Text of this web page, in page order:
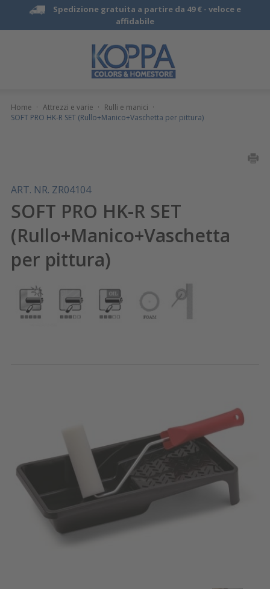
Spedizione gratuita a partire da 49 € - veloce e
affidabile
Home · Attrezzi e varie · Rulli e manici ·
SOFT PRO HK-R SET (Rullo+Manico+Vaschetta per pittura)
ART. NR. ZR04104
SOFT PRO HK-R SET
(Rullo+Manico+Vaschetta
per pittura)